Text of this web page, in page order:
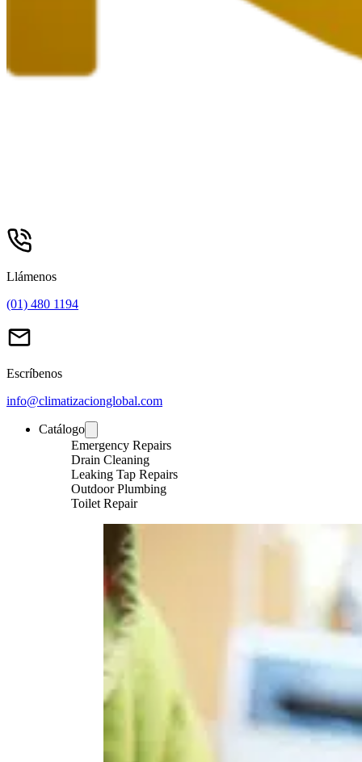
Llámenos
(01) 480 1194
Escríbenos
info@climatizacionglobal.com
Catálogo
Emergency Repairs
Drain Cleaning
Leaking Tap Repairs
Outdoor Plumbing
Toilet Repair